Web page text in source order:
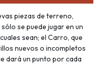
piezas de terreno,
se puede jugar en un
sean; el Carro, que
nuevos o incompletos
dará un punto por cada